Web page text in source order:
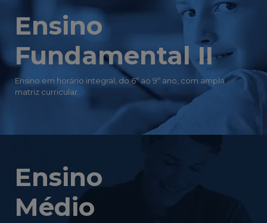
Ensino
Fundamental II
Ensino em horário integral, do 6º ao 9º ano, com ampla
matriz curricular.
Ensino
Médio